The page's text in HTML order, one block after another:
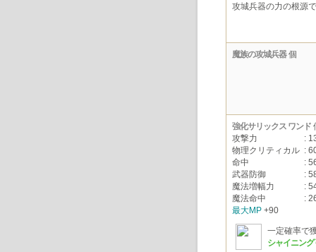
攻城兵器の力の根源
魔族の攻城兵器個
強化サリックス ワンド
攻撃力
:
物理クリティカル :
命中
:
武器防御
:
魔法増幅力
:
魔法命中
:
最大MP +90
一定確率で
シャイニン